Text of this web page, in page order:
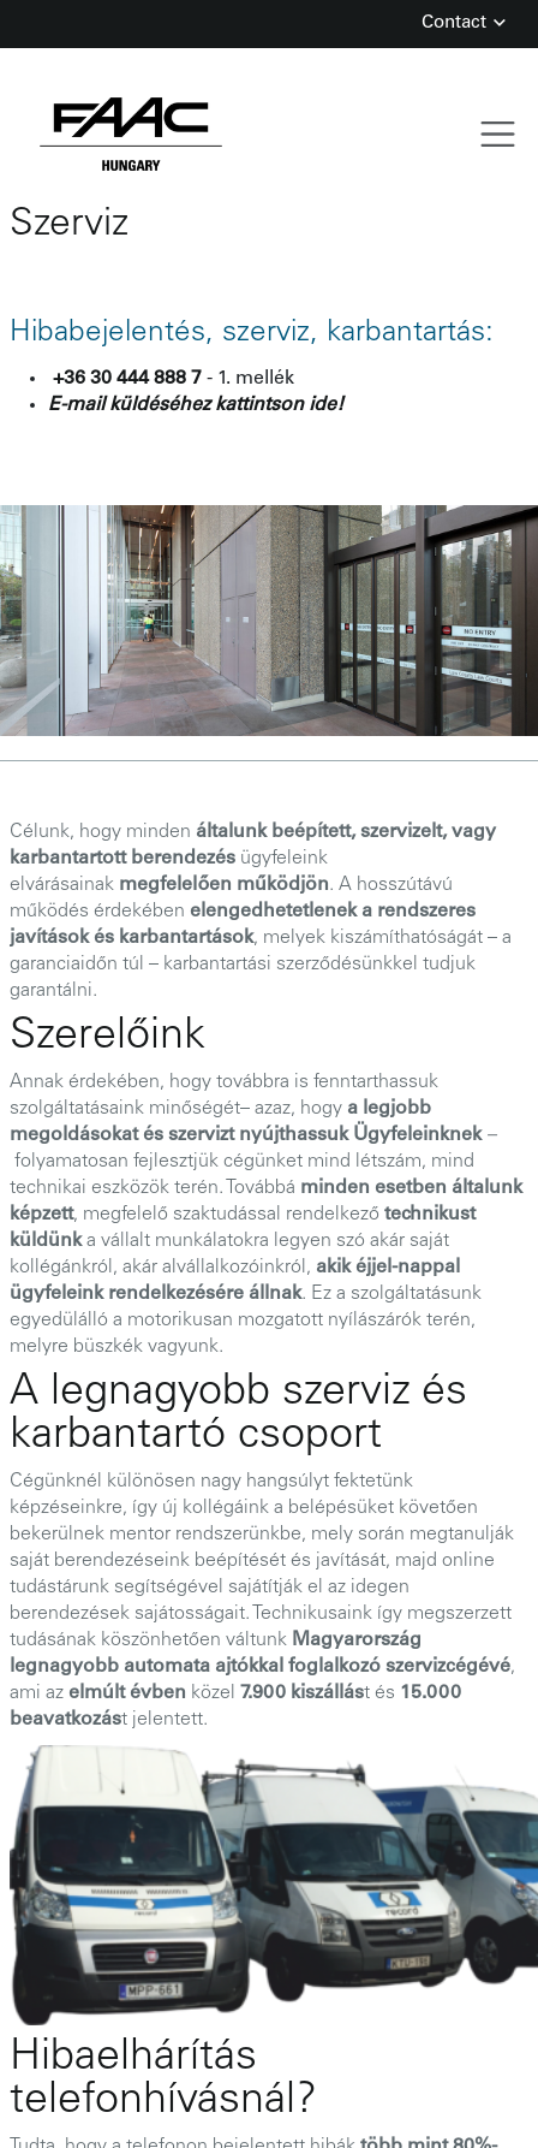
Skip
Contact
Szerviz
Hibabejelentés, szerviz, karbantartás:
+36 30 444 888 7 - 1. mellék
E-mail küldéséhez kattintson ide!
Célunk, hogy minden általunk beépített, szervizelt, vagy
karbantartott berendezés ügyfeleink
elvárásainak megfelelően működjön. A hosszútávú
működés érdekében elengedhetetlenek a rendszeres
javítások és karbantartások, melyek kiszámíthatóságát – a
garanciaidőn túl – karbantartási szerződésünkkel tudjuk
garantálni.
Szerelőink
Annak érdekében, hogy továbbra is fenntarthassuk
szolgáltatásaink minőségét– azaz, hogy a legjobb
megoldásokat és szervizt nyújthassuk Ügyfeleinknek–
folyamatosan fejlesztjük cégünket mind létszám, mind
technikai eszközök terén. Továbbá minden esetben általunk
képzett, megfelelő szaktudással rendelkező technikust
küldünka vállalt munkálatokra legyen szó akár saját
kollégánkról, akár alvállalkozóinkról, akik éjjel-nappal
ügyfeleink rendelkezésére állnak. Ez a szolgáltatásunk
egyedülálló a motorikusan mozgatott nyílászárók terén,
melyre büszkék vagyunk.
A legnagyobb szerviz és
karbantartó csoport
Cégünknél különösen nagy hangsúlyt fektetünk
képzéseinkre, így új kollégáink a belépésüket követően
bekerülnek mentor rendszerünkbe, mely során megtanulják
saját berendezéseink beépítését és javítását, majd online
tudástárunk segítségével sajátítják el az idegen
berendezések sajátosságait. Technikusaink így megszerzett
tudásának köszönhetően váltunk Magyarország
legnagyobb automata ajtókkal foglalkozó szervizcégévé,
ami az elmúlt évben közel 7.900 kiszállást és 15.000
beavatkozást jelentett.
Hibaelhárítás
telefonhívásnál?